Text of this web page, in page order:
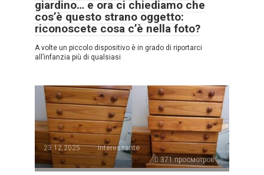
giardino… e ora ci chiediamo che
cos’è questo strano oggetto:
riconoscete cosa c’è nella foto?
A volte un piccolo dispositivo è in grado di riportarci
all’infanzia più di qualsiasi
23.12.2025
Interessante
371 просмотров